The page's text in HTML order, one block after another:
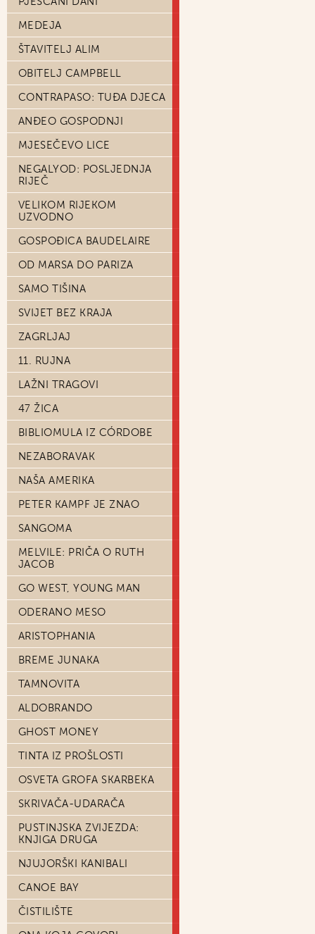
MEDEJA
ŠTAVITELJ ALIM
OBITELJ CAMPBELL
CONTRAPASO: TUĐA DJECA
ANĐEO GOSPODNJI
MJESEČEVO LICE
NEGALYOD: POSLJEDNJA
RIJEČ
VELIKOM RIJEKOM
UZVODNO
GOSPOĐICA BAUDELAIRE
OD MARSA DO PARIZA
SAMO TIŠINA
SVIJET BEZ KRAJA
ZAGRLJAJ
11. RUJNA
LAŽNI TRAGOVI
47 ŽICA
BIBLIOMULA IZ CÓRDOBE
NEZABORAVAK
NAŠA AMERIKA
PETER KAMPF JE ZNAO
SANGOMA
MELVILE: PRIČA O RUTH
JACOB
GO WEST, YOUNG MAN
ODERANO MESO
ARISTOPHANIA
BREME JUNAKA
TAMNOVITA
ALDOBRANDO
GHOST MONEY
TINTA IZ PROŠLOSTI
OSVETA GROFA SKARBEKA
SKRIVAČA-UDARAČA
PUSTINJSKA ZVIJEZDA:
KNJIGA DRUGA
NJUJORŠKI KANIBALI
CANOE BAY
ČISTILIŠTE